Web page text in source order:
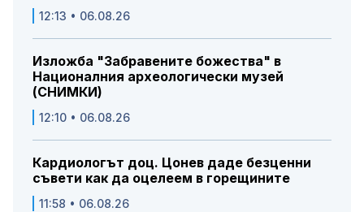
12:13 • 06.08.26
Изложба "Забравените божества" в
Националния археологически музей
(СНИМКИ)
12:10 • 06.08.26
Кардиологът доц. Цонев даде безценни
съвети как да оцелеем в горещините
11:58 • 06.08.26